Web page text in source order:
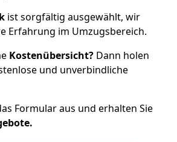
ist sorgfältig ausgewählt, wir
Erfahrung im Umzugsbereich.
Kostenübersicht? Dann holen
und unverbindliche
Formular aus und erhalten Sie